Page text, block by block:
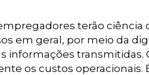
terão ciência
em geral, por meio da
informações
os custos